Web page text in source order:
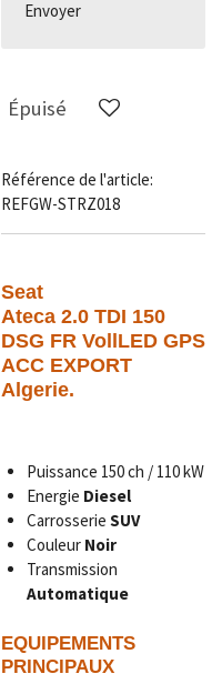
Envoyer
Épuisé
Référence de l'article:
REFGW-STRZ018
Seat
Ateca 2.0 TDI 150
DSG FR VollLED GPS
ACC EXPORT
Algerie.
Puissance 150 ch / 110 kW
Energie Diesel
Carrosserie SUV
Couleur Noir
Transmission
Automatique
EQUIPEMENTS
PRINCIPAUX